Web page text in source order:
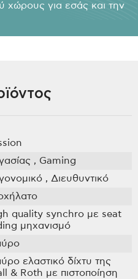
χώρους για εσάς και την
, Gaming
, Διευθυντικό
quality synchro με seat
μηχανισμό
ελαστικό δίχτυ της
& Roth με πιστοποίηση